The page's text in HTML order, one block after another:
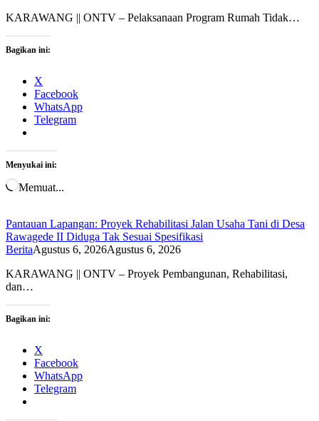
KARAWANG || ONTV – Pelaksanaan Program Rumah Tidak…
Bagikan ini:
X
Facebook
WhatsApp
Telegram
Menyukai ini:
Memuat...
Pantauan Lapangan: Proyek Rehabilitasi Jalan Usaha Tani di Desa
Rawagede II Diduga Tak Sesuai Spesifikasi
BeritaAgustus 6, 2026Agustus 6, 2026
KARAWANG || ONTV – Proyek Pembangunan, Rehabilitasi,
dan…
Bagikan ini:
X
Facebook
WhatsApp
Telegram